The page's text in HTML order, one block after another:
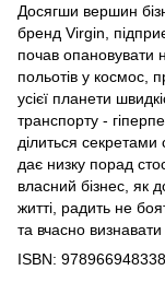
Досягши вершин
бренд Virgin,
почав опановувати
польотів у космос,
усієї планети
транспорту -
ділиться секретами
дає низку порад
власний бізнес, як
житті, радить не
та вчасно
ISBN: